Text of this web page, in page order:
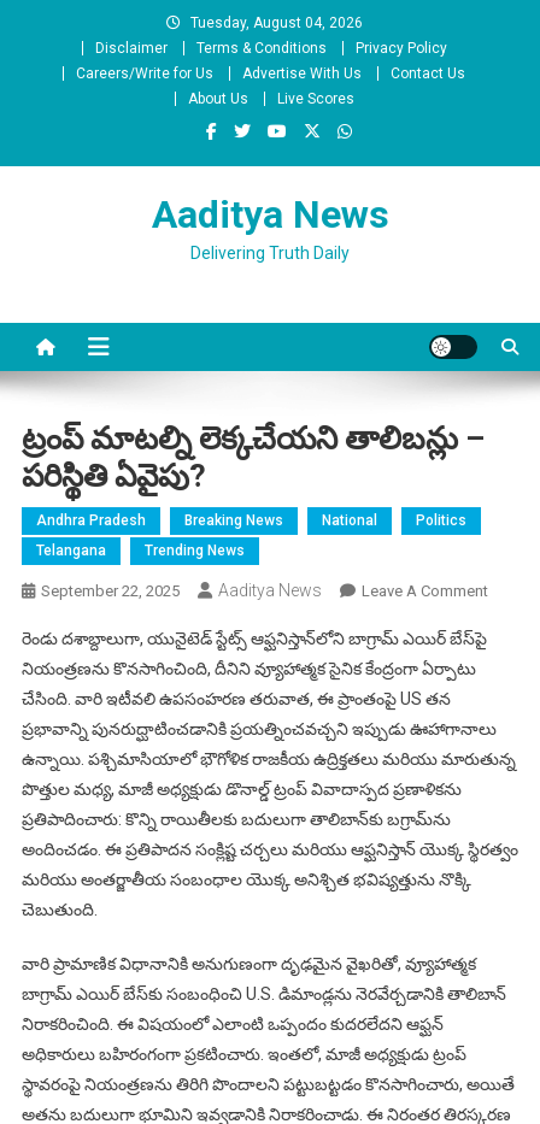
Tuesday, August 04, 2026
Disclaimer
Terms & Conditions
Privacy Policy
Careers/Write for Us
Advertise With Us
Contact Us
About Us
Live Scores
Aaditya News
Delivering Truth Daily
ట్రంప్ మాటల్ని లెక్కచేయని తాలిబన్లు –
పరిస్థితి ఏవైపు?
Andhra Pradesh Breaking News National
Politics
Telangana
Trending News
September 22, 2025 Aaditya News Leave A CommentOn
మాటల్ని
–
పరిస్థితి
రెండు దశాబ్దాలుగా, యునైటెడ్ స్టేట్స్ ఆఫ్ఘనిస్తాన్‌లోని బాగ్రామ్ ఎయిర్ బేస్‌పై
నియంత్రణను కొనసాగించింది, దీనిని వ్యూహాత్మక సైనిక కేంద్రంగా ఏర్పాటు
చేసింది. వారి ఇటీవలి ఉపసంహరణ తరువాత, ఈ ప్రాంతంపై US తన
ప్రభావాన్ని పునరుద్ఘాటించడానికి ప్రయత్నించవచ్చని ఇప్పుడు ఊహాగానాలు
ఉన్నాయి. పశ్చిమాసియాలో భౌగోళిక రాజకీయ ఉద్రిక్తతలు మరియు మారుతున్న
పొత్తుల మధ్య, మాజీ అధ్యక్షుడు డొనాల్డ్ ట్రంప్ వివాదాస్పద ప్రణాళికను
ప్రతిపాదించారు: కొన్ని రాయితీలకు బదులుగా తాలిబాన్‌కు బగ్రామ్‌ను
అందించడం. ఈ ప్రతిపాదన సంక్లిష్ట చర్చలు మరియు ఆఫ్ఘనిస్తాన్ యొక్క స్థిరత్వం
మరియు అంతర్జాతీయ సంబంధాల యొక్క అనిశ్చిత భవిష్యత్తును నొక్కి
చెబుతుంది.
వారి ప్రామాణిక విధానానికి అనుగుణంగా దృఢమైన వైఖరితో, వ్యూహాత్మక
బాగ్రామ్ ఎయిర్ బేస్‌కు సంబంధించి U.S. డిమాండ్లను నెరవేర్చడానికి తాలిబాన్
నిరాకరించింది. ఈ విషయంలో ఎలాంటి ఒప్పందం కుదరలేదని ఆఫ్ఘన్
అధికారులు బహిరంగంగా ప్రకటించారు. ఇంతలో, మాజీ అధ్యక్షుడు ట్రంప్
స్థావరంపై నియంత్రణను తిరిగి పొందాలని పట్టుబట్టడం కొనసాగించారు, అయితే
అతను బదులుగా భూమిని ఇవ్వడానికి నిరాకరించాడు. ఈ నిరంతర తిరస్కరణ